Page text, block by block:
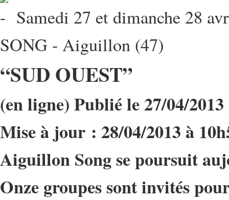
Samedi 27 et dimanche 28
SONG - Aiguillon (47)
“SUD OUEST”
(en ligne) Publié le 27/04/2013
Mise à jour : 28/04/2013 à
Aiguillon Song se poursuit
Onze groupes sont invités